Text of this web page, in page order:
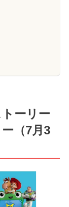
ーリー
（7月3